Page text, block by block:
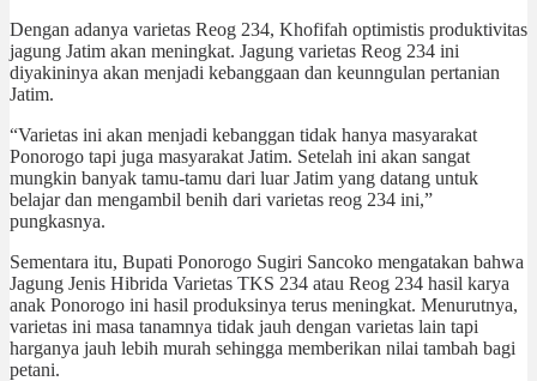
Dengan adanya varietas Reog 234, Khofifah optimistis produktivitas
jagung Jatim akan meningkat. Jagung varietas Reog 234 ini
diyakininya akan menjadi kebanggaan dan keunngulan pertanian
Jatim.
“Varietas ini akan menjadi kebanggan tidak hanya masyarakat
Ponorogo tapi juga masyarakat Jatim. Setelah ini akan sangat
mungkin banyak tamu-tamu dari luar Jatim yang datang untuk
belajar dan mengambil benih dari varietas reog 234 ini,”
pungkasnya.
Sementara itu, Bupati Ponorogo Sugiri Sancoko mengatakan bahwa
Jagung Jenis Hibrida Varietas TKS 234 atau Reog 234 hasil karya
anak Ponorogo ini hasil produksinya terus meningkat. Menurutnya,
varietas ini masa tanamnya tidak jauh dengan varietas lain tapi
harganya jauh lebih murah sehingga memberikan nilai tambah bagi
petani.